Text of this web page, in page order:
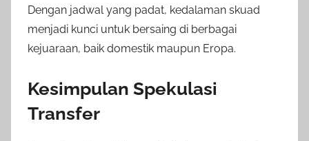
Dengan jadwal yang padat, kedalaman skuad
menjadi kunci untuk bersaing di berbagai
kejuaraan, baik domestik maupun Eropa.
Kesimpulan Spekulasi
Transfer